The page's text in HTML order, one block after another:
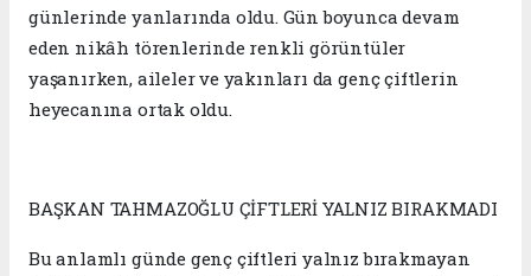
günlerinde yanlarında oldu. Gün boyunca devam
eden nikâh törenlerinde renkli görüntüler
yaşanırken, aileler ve yakınları da genç çiftlerin
heyecanına ortak oldu.
BAŞKAN TAHMAZOĞLU ÇİFTLERİ YALNIZ BIRAKMADI
Bu anlamlı günde genç çiftleri yalnız bırakmayan